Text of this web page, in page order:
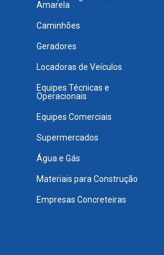
Amarela
Caminhões
Geradores
Locadoras de Veículos
Equipes Técnicas e
Operacionais
Equipes Comerciais
Supermercados
Água e Gás
Materiais para Construção
Empresas Concreteiras